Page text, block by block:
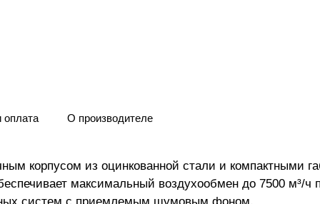
оплата О производителе
корпусом из оцинкованной стали и компактными
максимальный воздухообмен до 7500 м³/